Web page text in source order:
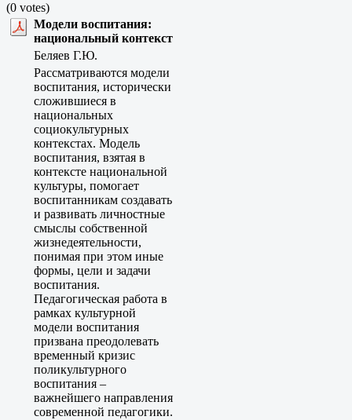
(0 votes)
Модели воспитания:
национальный контекст
Беляев Г.Ю.
Рассматриваются модели
воспитания, исторически
сложившиеся в
национальных
социокультурных
контекстах. Модель
воспитания, взятая в
контексте национальной
культуры, помогает
воспитанникам создавать
и развивать личностные
смыслы собственной
жизнедеятельности,
понимая при этом иные
формы, цели и задачи
воспитания.
Педагогическая работа в
рамках культурной
модели воспитания
призвана преодолевать
временный кризис
поликультурного
воспитания –
важнейшего направления
современной педагогики.